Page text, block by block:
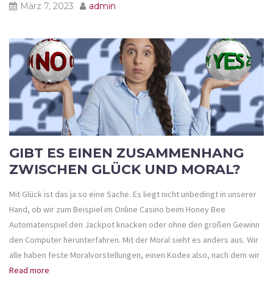
März 7, 2023 admin
GIBT ES EINEN ZUSAMMENHANG
ZWISCHEN GLÜCK UND MORAL?
Mit Glück ist das ja so eine Sache. Es liegt nicht unbedingt in unserer
Hand, ob wir zum Beispiel im Online Casino beim Honey Bee
Automatenspiel den Jackpot knacken oder ohne den großen Gewinn
den Computer herunterfahren. Mit der Moral sieht es anders aus. Wir
alle haben feste Moralvorstellungen, einen Kodex also, nach dem wir
Read more